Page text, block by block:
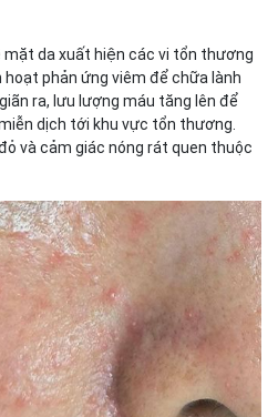
mặt da xuất hiện các vi tổn thương
phản ứng viêm để chữa lành
ra, lưu lượng máu tăng lên để
dịch tới khu vực tổn thương.
và cảm giác nóng rát quen thuộc